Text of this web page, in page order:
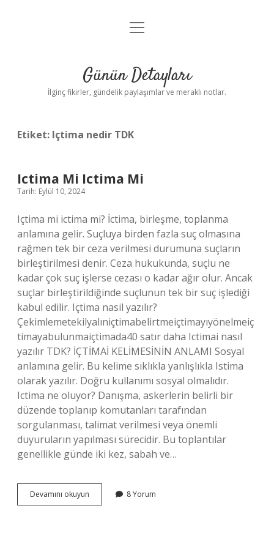
Gizlilik Politikası
Yasal Uyarı
menüyü
Günün Detayları
İlginç fikirler, gündelik paylaşımlar ve meraklı notlar.
Etiket: Içtima nedir TDK
Ictima Mi Ictima Mi
Tarih: Eylül 10, 2024
Içtima mi ictima mi? İctima, birleşme, toplanma
anlamına gelir. Suçluya birden fazla suç olmasına
rağmen tek bir ceza verilmesi durumuna suçların
birleştirilmesi denir. Ceza hukukunda, suçlu ne
kadar çok suç işlerse cezası o kadar ağır olur. Ancak
suçlar birleştirildiğinde suçlunun tek bir suç işlediği
kabul edilir. Içtima nasil yazılır?
Çekimlemetekilyalıniçtimabelirtmeiçtimayıyönelmeiç
timayabulunmaiçtimada40 satır daha Ictimai nasıl
yazılır TDK? İÇTİMAİ KELİMESİNİN ANLAMI Sosyal
anlamına gelir. Bu kelime sıklıkla yanlışlıkla Istima
olarak yazılır. Doğru kullanımı sosyal olmalıdır.
Ictima ne oluyor? Danışma, askerlerin belirli bir
düzende toplanıp komutanları tarafından
sorgulanması, talimat verilmesi veya önemli
duyuruların yapılması sürecidir. Bu toplantılar
genellikle günde iki kez, sabah ve…
Devamını okuyun
Mi
8 Yorum